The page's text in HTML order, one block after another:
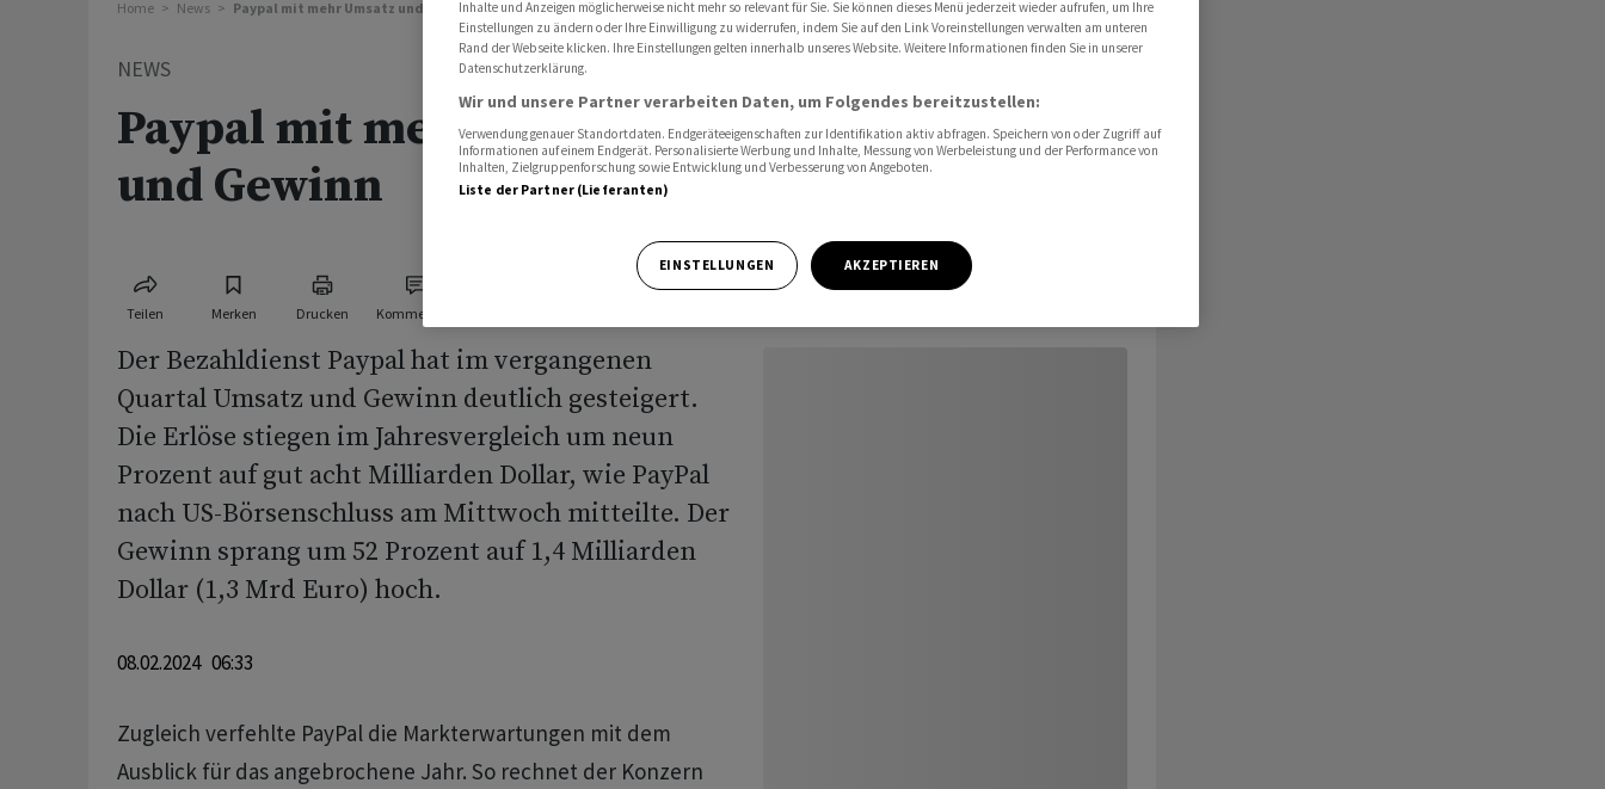
Home News Paypal mit mehr Umsatz und Gewinn
NEWS
Paypal mit mehr Umsatz
und Gewinn
Teilen Merken Drucken Kommentare
Der Bezahldienst Paypal hat im vergangenen
Quartal Umsatz und Gewinn deutlich gesteigert.
Die Erlöse stiegen im Jahresvergleich um neun
Prozent auf gut acht Milliarden Dollar, wie PayPal
nach US-Börsenschluss am Mittwoch mitteilte. Der
Gewinn sprang um 52 Prozent auf 1,4 Milliarden
Dollar (1,3 Mrd Euro) hoch.
08.02.2024 06:33
Zugleich verfehlte PayPal die Markterwartungen mit dem
Ausblick für das angebrochene Jahr. So rechnet der Konzern
Inhalte und Anzeigen möglicherweise nicht mehr so relevant für Sie. Sie können dieses Menü jederzeit wieder aufrufen, um Ihre
Einstellungen zu ändern oder Ihre Einwilligung zu widerrufen, indem Sie auf den Link Voreinstellungen verwalten am unteren
Rand der Webseite klicken. Ihre Einstellungen gelten innerhalb unseres Website. Weitere Informationen finden Sie in unserer
Datenschutzerklärung.
Wir und unsere Partner verarbeiten Daten, um Folgendes bereitzustellen:
Verwendung genauer Standortdaten. Endgeräteeigenschaften zur Identifikation aktiv abfragen. Speichern von oder Zugriff auf
Informationen auf einem Endgerät. Personalisierte Werbung und Inhalte, Messung von Werbeleistung und der Performance von
Inhalten, Zielgruppenforschung sowie Entwicklung und Verbesserung von Angeboten.
Liste der Partner (Lieferanten)
EINSTELLUNGEN AKZEPTIEREN